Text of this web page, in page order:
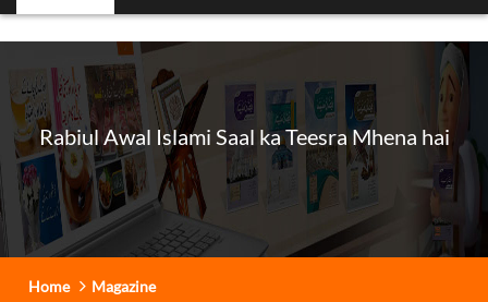
Rabiul Awal Islami Saal ka Teesra Mhena hai
Home Magazine